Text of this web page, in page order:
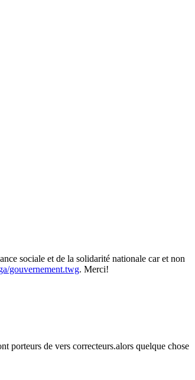
sociale et de la solidarité nationale car et non
gouvernement.twg. Merci!
porteurs de vers correcteurs.alors quelque chose